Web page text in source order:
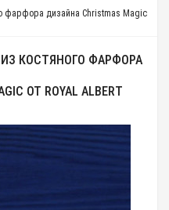
фарфора дизайна Christmas Magic
КОСТЯНОГО ФАРФОРА
ОТ ROYAL ALBERT